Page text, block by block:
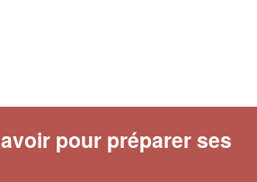
pour préparer ses